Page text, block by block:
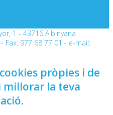
1 - 43716 Albinyana
Fax: 977 68 77 01 - e-mail:
pròpies i de
millorar la teva